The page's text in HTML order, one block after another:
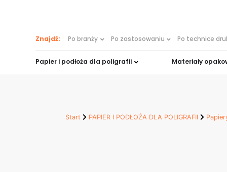
Papier i podłoża dla poligrafii Materiały
Znajdź: Po branży Po zastosowaniu Po technice
Start PAPIER I PODŁOŻA DLA POLIGRAFII